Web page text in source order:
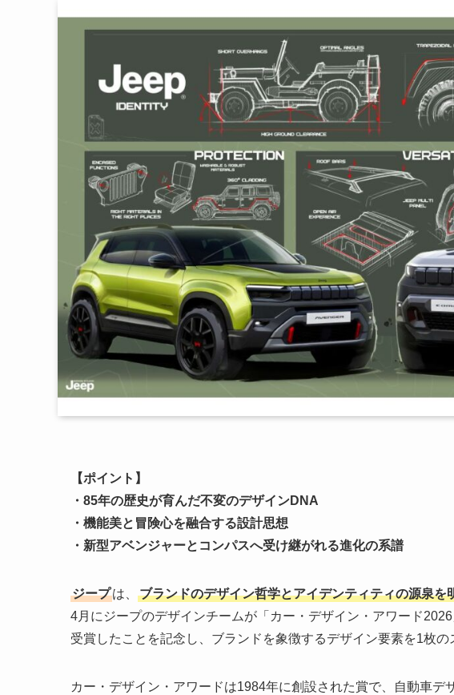
【ポイント】
・85年の歴史が育んだ不変のデザインDNA
・機能美と冒険心を融合する設計思想
・新型アベンジャーとコンパスへ受け継がれる進化の系譜
ジープは、 ブランドのデザイン哲学とアイデンティティの源泉を
4月にジープのデザインチームが「カー・デザイン・アワード
受賞したことを記念し、ブランドを象徴するデザイン要素を1枚の
カー・デザイン・アワードは1984年に創設された賞で、自動車デ